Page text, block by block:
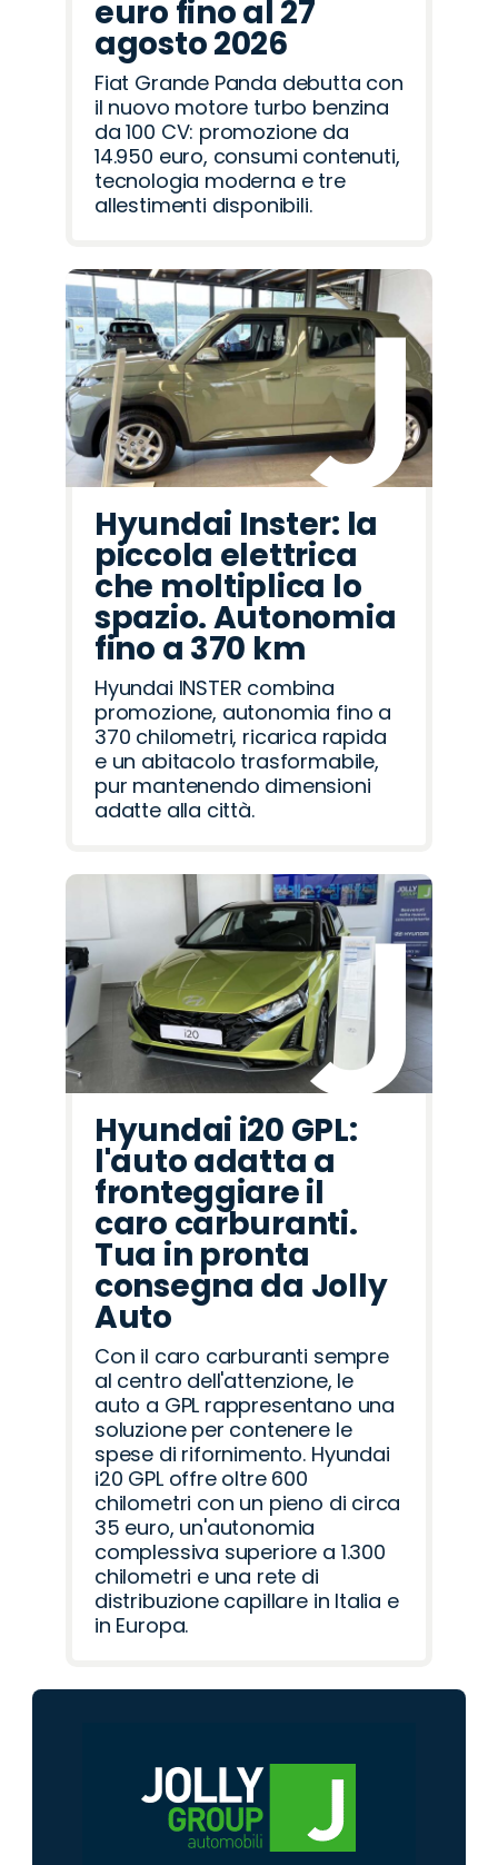
euro fino al 27
agosto 2026
Fiat Grande Panda debutta con
il nuovo motore turbo benzina
da 100 CV: promozione da
14.950 euro, consumi contenuti,
tecnologia moderna e tre
allestimenti disponibili.
Hyundai Inster: la
piccola elettrica
che moltiplica lo
spazio. Autonomia
fino a 370 km
Hyundai INSTER combina
promozione, autonomia fino a
370 chilometri, ricarica rapida
e un abitacolo trasformabile,
pur mantenendo dimensioni
adatte alla città.
Hyundai i20 GPL:
l'auto adatta a
fronteggiare il
caro carburanti.
Tua in pronta
consegna da Jolly
Auto
Con il caro carburanti sempre
al centro dell'attenzione, le
auto a GPL rappresentano una
soluzione per contenere le
spese di rifornimento. Hyundai
i20 GPL offre oltre 600
chilometri con un pieno di circa
35 euro, un'autonomia
complessiva superiore a 1.300
chilometri e una rete di
distribuzione capillare in Italia e
in Europa.